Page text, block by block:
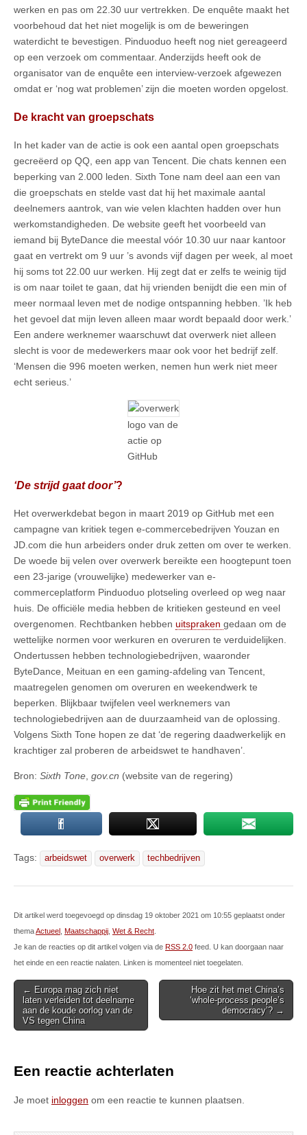
werken en pas om 22.30 uur vertrekken. De enquête maakt het
voorbehoud dat het niet mogelijk is om de beweringen
waterdicht te bevestigen. Pinduoduo heeft nog niet gereageerd
op een verzoek om commentaar. Anderzijds heeft ook de
organisator van de enquête een interview-verzoek afgewezen
omdat er ‘nog wat problemen’ zijn die moeten worden opgelost.
De kracht van groepschats
In het kader van de actie is ook een aantal open groepschats
gecreëerd op QQ, een app van Tencent. Die chats kennen een
beperking van 2.000 leden. Sixth Tone nam deel aan een van
die groepschats en stelde vast dat hij het maximale aantal
deelnemers aantrok, van wie velen klachten hadden over hun
werkomstandigheden. De website geeft het voorbeeld van
iemand bij ByteDance die meestal vóór 10.30 uur naar kantoor
gaat en vertrekt om 9 uur ’s avonds vijf dagen per week, al moet
hij soms tot 22.00 uur werken. Hij zegt dat er zelfs te weinig tijd
is om naar toilet te gaan, dat hij vrienden benijdt die een min of
meer normaal leven met de nodige ontspanning hebben. ’Ik heb
het gevoel dat mijn leven alleen maar wordt bepaald door werk.’
Een andere werknemer waarschuwt dat overwerk niet alleen
slecht is voor de medewerkers maar ook voor het bedrijf zelf.
‘Mensen die 996 moeten werken, nemen hun werk niet meer
echt serieus.’
logo van de
actie op
GitHub
‘De strijd gaat door’?
Het overwerkdebat begon in maart 2019 op GitHub met een
campagne van kritiek tegen e-commercebedrijven Youzan en
JD.com die hun arbeiders onder druk zetten om over te werken.
De woede bij velen over overwerk bereikte een hoogtepunt toen
een 23-jarige (vrouwelijke) medewerker van e-
commerceplatform Pinduoduo plotseling overleed op weg naar
huis. De officiële media hebben de kritieken gesteund en veel
overgenomen. Rechtbanken hebben uitspraken gedaan om de
wettelijke normen voor werkuren en overuren te verduidelijken.
Ondertussen hebben technologiebedrijven, waaronder
ByteDance, Meituan en een gaming-afdeling van Tencent,
maatregelen genomen om overuren en weekendwerk te
beperken. Blijkbaar twijfelen veel werknemers van
technologiebedrijven aan de duurzaamheid van de oplossing.
Volgens Sixth Tone hopen ze dat ‘de regering daadwerkelijk en
krachtiger zal proberen de arbeidswet te handhaven’.
Bron: Sixth Tone, gov.cn (website van de regering)
Tags: arbeidswet overwerk techbedrijven
Dit artikel werd toegevoegd op dinsdag 19 oktober 2021 om 10:55 geplaatst onder
themaActueel Maatschappij Wet & Recht
Je kan de reacties op dit artikel volgen via de RSS 2.0 feed. U kan doorgaan naar
het einde en een reactie nalaten. Linken is momenteel niet toegelaten.
Post
navigation
← Europa mag zich niet
laten verleiden tot deelname
aan de koude oorlog van de
VS tegen China
Hoe zit het met China’s
‘whole-process people’s
democracy’? →
Een reactie achterlaten
Je moet inloggen om een reactie te kunnen plaatsen.